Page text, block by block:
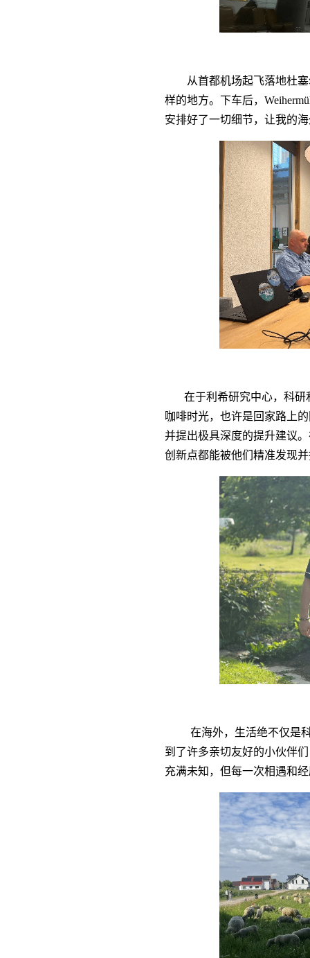
从首都机场起飞落地杜
样的地方。下车后，
安排好了一切细节，让我的
在于利希研究中心，科
咖啡时光，也许是回家路上
并提出极具深度的提升建议
创新点都能被他们精准发现
在海外，生活绝不仅是
到了许多亲切友好的小伙伴
充满未知，但每一次相遇和